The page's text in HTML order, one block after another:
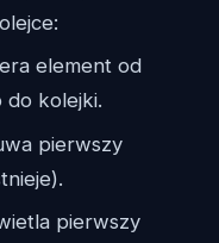
element od
do kolejki.
pierwszy
pierwszy